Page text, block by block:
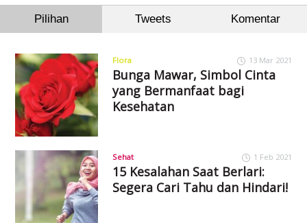
Pilihan Tweets Komentar
Flora 13 Mar 2021
Bunga Mawar, Simbol Cinta
yang Bermanfaat bagi
Kesehatan
Sehat 1 Feb 2021
15 Kesalahan Saat Berlari:
Segera Cari Tahu dan Hindari!